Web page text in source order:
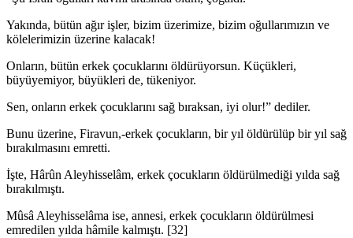
Yakında, bütün ağır işler, bizim üzerimize, bizim oğullarımızın ve
kölelerimizin üzerine kalacak!
Onların, bütün erkek çocuklarını öldürüyorsun. Küçükleri,
büyüyemiyor, büyük­leri de, tükeniyor.
Sen, onların erkek çocuklarını sağ bıraksan, iyi olur!” dediler.
Bunu üzerine, Firavun,-erkek çocukların, bir yıl öldürülüp bir yıl sağ
bırakılma­sını emretti.
İşte, Hârûn Aleyhisselâm, erkek çocukların öldürülmediği yılda sağ
bırakılmıştı.
Mûsâ Aleyhisselâma ise, annesi, erkek çocukların öldürülmesi
emredilen yılda hâmile kalmıştı. [32]